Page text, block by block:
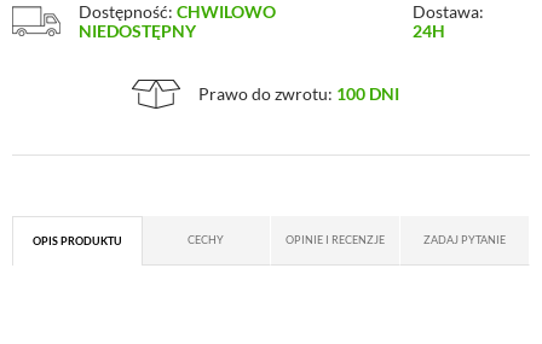
Dostępność: CHWILOWO
NIEDOSTĘPNY
Dostawa:
24H
Prawo do zwrotu: 100 DNI
OPIS PRODUKTU CECHY OPINIE I RECENZJE ZADAJ PYTANIE